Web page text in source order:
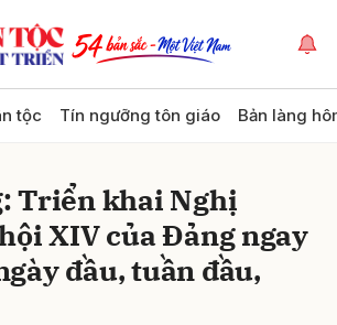
tộc Tín ngưỡng tôn giáo Bản làng
Triển khai Nghị
XIV của Đảng ngay
đầu, tuần đầu,